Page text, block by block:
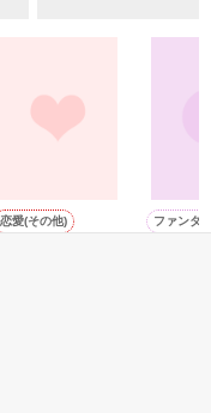
恋愛(その他) ファンタ